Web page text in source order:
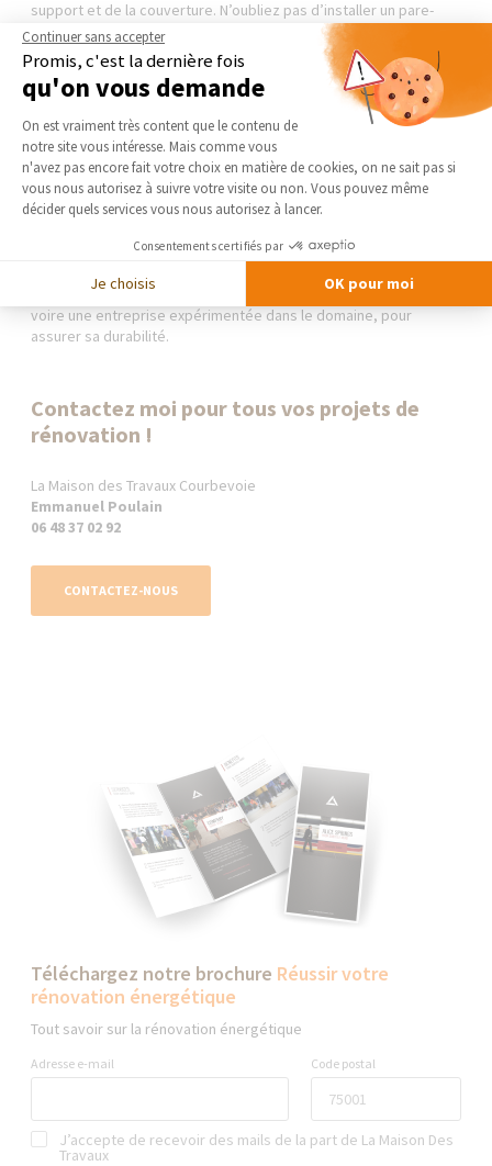
support et de la couverture. N’oubliez pas d’installer un pare-
vapeur sous votre isolant afin d’empêcher les remontées
humides et la condensation.
En ce qui concerne l’étanchéité, vous pouvez opter pour des
membranes bitumeuses monocouches ou bicouches qui
résistent parfaitement à l’exposition aux conditions climatiques
variées et à la compression. Vous pouvez aussi choisir des
membranes synthétiques monocouches ou des systèmes
d’étanchéité liquide surmontés d’une protection finale meuble
Concevoir un toit plat est une opération assez technique. De ce
fait, il convient de recourir à une
main-d’œuvre spécialisée
voire une entreprise expérimentée dans le domaine, pour
assurer sa durabilité.
Contactez moi pour tous vos projets de
rénovation !
La Maison des Travaux Courbevoie
Emmanuel Poulain
06 48 37 02 92
CONTACTEZ-NOUS
Téléchargez notre brochure Réussir votre
rénovation énergétique
Tout savoir sur la rénovation énergétique
Adresse e-mail Code postal
J’accepte de recevoir des mails de la part de La Maison Des
Travaux
Continuer sans accepter
Promis, c'est la dernière fois
qu'on vous demande
Plateforme de Gestion du
On est vraiment très content que le contenu de
notre site vous intéresse. Mais comme vous
n'avez pas encore fait votre choix en matière de cookies, on ne sait pas si
vous nous autorisez à suivre votre visite ou non. Vous pouvez même
décider quels services vous nous autorisez à lancer.
Consentements certifiés par
Je choisis OK pour moi
Axeptio consent